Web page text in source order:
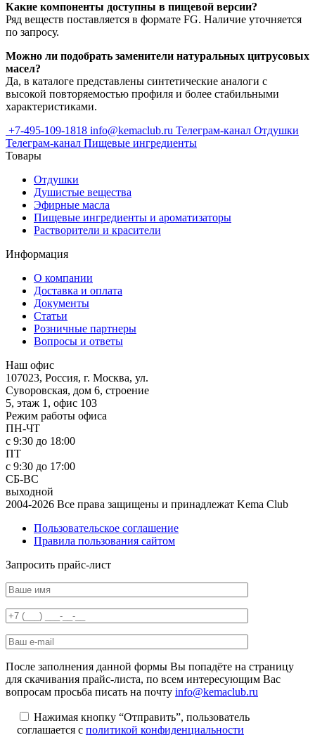
Какие компоненты доступны в пищевой версии?
Ряд веществ поставляется в формате FG. Наличие уточняется
по запросу.
Можно ли подобрать заменители натуральных цитрусовых
масел?
Да, в каталоге представлены синтетические аналоги с
высокой повторяемостью профиля и более стабильными
характеристиками.
+7-495-109-1818 info@kemaclub.ru Телеграм-канал Отдушки
Телеграм-канал Пищевые ингредиенты
Товары
Отдушки
Душистые вещества
Эфирные масла
Пищевые ингредиенты и ароматизаторы
Растворители и красители
Информация
О компании
Доставка и оплата
Документы
Статьи
Розничные партнеры
Вопросы и ответы
Наш офис
107023, Россия, г. Москва, ул.
Суворовская, дом 6, строение
5, этаж 1, офис 103
Режим работы офиса
ПН-ЧТ
с 9:30 до 18:00
ПТ
с 9:30 до 17:00
СБ-ВС
выходной
2004-2026 Все права защищены и принадлежат Kema Club
Пользовательское соглашение
Правила пользования сайтом
Запросить прайс-лист
После заполнения данной формы Вы попадёте на страницу
для скачивания прайс-листа, по всем интересующим Вас
вопросам просьба писать на почту info@kemaclub.ru
Нажимая кнопку “Отправить”, пользователь
соглашается с политикой конфиденциальности